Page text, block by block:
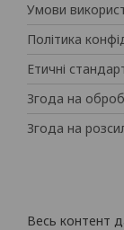
Умови
Політика
Етичні
Згода на
Згода на
Весь контент